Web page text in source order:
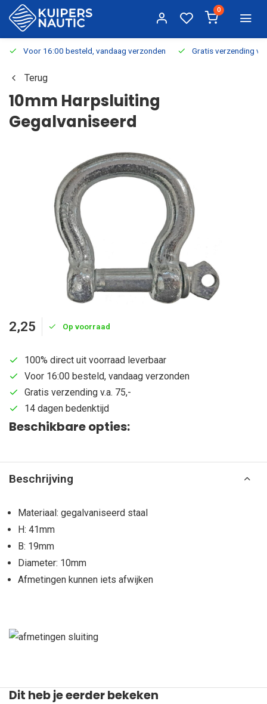
0
Voor 16:00 besteld, vandaag verzonden Gratis verzending
Terug
10mm Harpsluiting
Gegalvaniseerd
2,25 Op voorraad
100% direct uit voorraad leverbaar
Voor 16:00 besteld, vandaag verzonden
Gratis verzending v.a. 75,-
14 dagen bedenktijd
Beschikbare opties:
Beschrijving
Materiaal: gegalvaniseerd staal
H: 41mm
B: 19mm
Diameter: 10mm
Afmetingen kunnen iets afwijken
Dit heb je eerder bekeken